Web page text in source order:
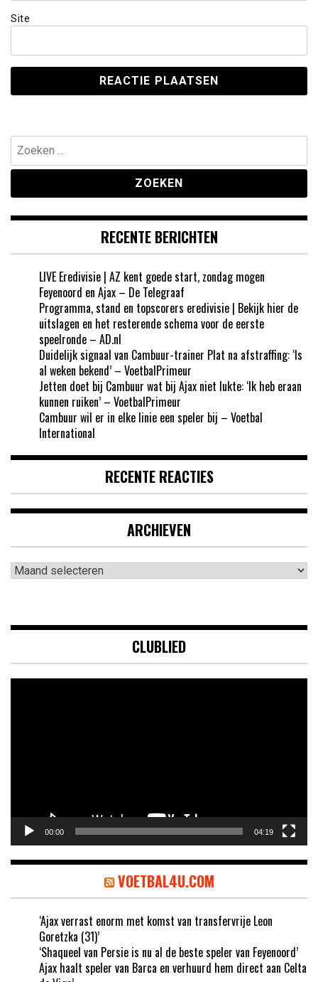
Site
Zoeken
naar:
RECENTE BERICHTEN
LIVE Eredivisie | AZ kent goede start, zondag mogen
Feyenoord en Ajax – De Telegraaf
Programma, stand en topscorers eredivisie | Bekijk hier de
uitslagen en het resterende schema voor de eerste
speelronde – AD.nl
Duidelijk signaal van Cambuur-trainer Plat na afstraffing: ‘Is
al weken bekend’ – VoetbalPrimeur
Jetten doet bij Cambuur wat bij Ajax niet lukte: ‘Ik heb eraan
kunnen ruiken’ – VoetbalPrimeur
Cambuur wil er in elke linie een speler bij – Voetbal
International
RECENTE REACTIES
ARCHIEVEN
Archieven
CLUBLIED
00:00 04:19
VOETBAL4U.COM
‘Ajax verrast enorm met komst van transfervrije Leon
Goretzka (31)’
‘Shaqueel van Persie is nu al de beste speler van Feyenoord’
Ajax haalt speler van Barca en verhuurd hem direct aan Celta